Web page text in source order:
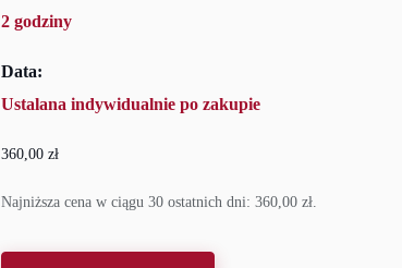
2 godziny
Data:
Ustalana indywidualnie po zakupie
360,00 zł
Najniższa cena w ciągu 30 ostatnich dni: 360,00 zł.